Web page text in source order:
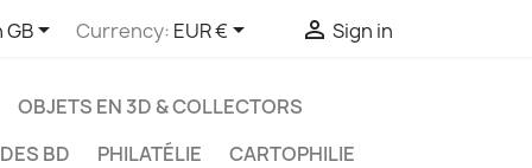
GB Currency: EUR €  Sign in
OBJETS EN 3D & COLLECTORS
BD PHILATÉLIE
CARTOPHILIE